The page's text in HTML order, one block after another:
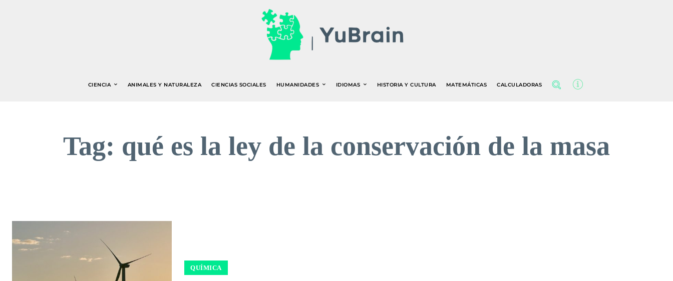
CIENCIA ANIMALES Y NATURALEZA CIENCIAS SOCIALES HUMANIDADES IDIOMAS HISTORIA Y CULTURA MATEMÁTICAS CALCULADORAS
Tag: qué es la ley de la conservación de la masa
QUÍMICA